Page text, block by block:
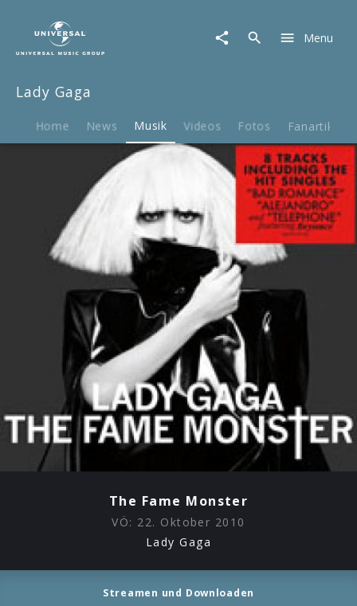
Musik
The
Monster
Menu
Lady Gaga
Home News Musik Videos Fotos Fanartikel
The Fame Monster
VÖ: 22. Oktober 2010
Lady Gaga
Streamen und Downloaden